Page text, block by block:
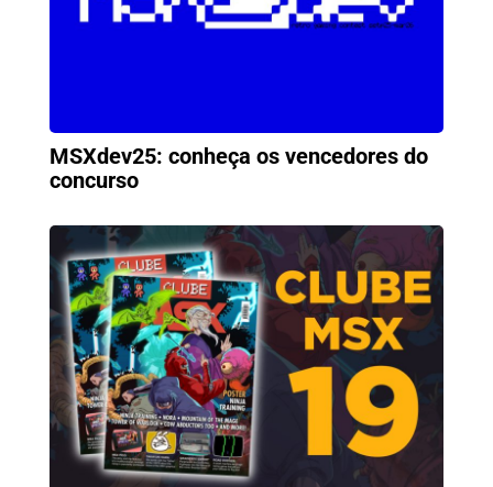
MSXdev25: conheça os vencedores do
concurso